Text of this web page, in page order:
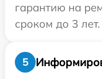
гарантию на
сроком до 3 лет.
5